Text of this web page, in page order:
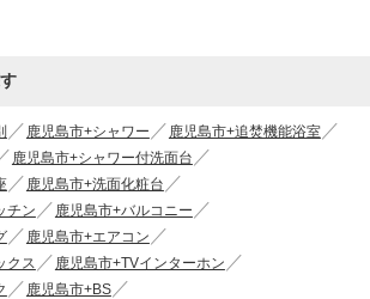
鹿児島市+シャワー
鹿児島市+追焚機能浴室
鹿児島市+シャワー付洗面台
鹿児島市+洗面化粧台
チン
鹿児島市+バルコニー
鹿児島市+エアコン
クス
鹿児島市+TVインターホン
鹿児島市+BS